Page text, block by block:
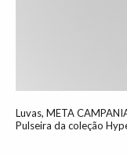
Luvas, META
Pulseira da coleção